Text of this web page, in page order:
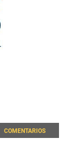
COMENTARIOS